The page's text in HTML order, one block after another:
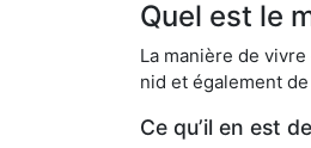
Quel est le
La manière de
nid et également
Ce qu’il en est